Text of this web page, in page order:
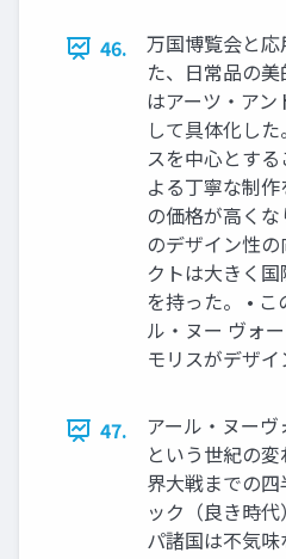
46.
万国博覧会と応
た、日常品の
はアーツ・アン
して具体化し
スを中心とす
よる丁寧な制
の価格が高く
のデザイン性
クトは大きく
を持った。 •
ル・ヌー ヴォ
モリスがデザ
47.
アール・ヌーヴ
という世紀の
界大戦までの
ック（良き時
パ諸国は不気